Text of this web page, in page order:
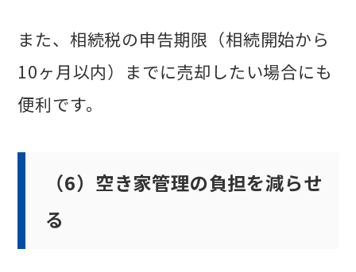
また、相続税の申告期限（相続開始から
10ヶ月以内）までに売却したい場合にも
便利です。
（6）空き家管理の負担を減らせ
る